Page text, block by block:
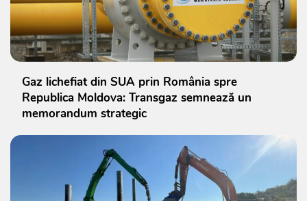
Gaz lichefiat din SUA prin România spre
Republica Moldova: Transgaz semnează un
memorandum strategic